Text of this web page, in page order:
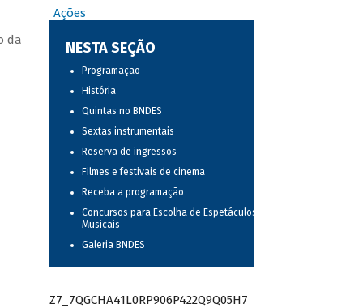
da
Ações
NESTA SEÇÃO
Programação
História
Quintas no BNDES
Sextas instrumentais
Reserva de ingressos
Filmes e festivais de cinema
Receba a programação
Concursos para Escolha de Espetáculos
Musicais
Galeria BNDES
Z7_7QGCHA41L0RP906P422Q9Q05H7